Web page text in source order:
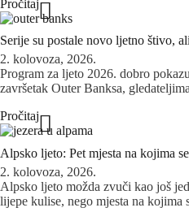
Pročitaj
Serije su postale novo ljetno štivo,
2. kolovoza, 2026.
Program za ljeto 2026. dobro
završetak Outer Banksa,
Pročitaj
Alpsko ljeto: Pet mjesta na kojima
2. kolovoza, 2026.
Alpsko ljeto možda zvuči kao još
lijepe kulise, nego mjesta na